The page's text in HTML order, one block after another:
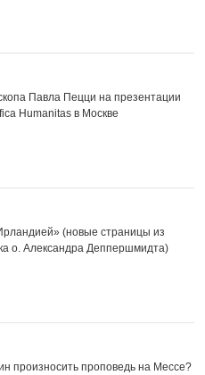
Павла Пецци на презентации
Нumanitas в Москве
(новые страницы из
о. Александра Деппершмидта)
произносить проповедь на Мессе?